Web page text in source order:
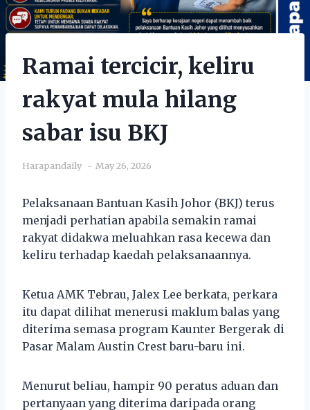
Ramai tercicir, keliru
rakyat mula hilang
sabar isu BKJ
Harapandaily May 26, 2026
Pelaksanaan Bantuan Kasih Johor (BKJ) terus
menjadi perhatian apabila semakin ramai
rakyat didakwa meluahkan rasa kecewa dan
keliru terhadap kaedah pelaksanaannya.
Ketua AMK Tebrau, Jalex Lee berkata, perkara
itu dapat dilihat menerusi maklum balas yang
diterima semasa program Kaunter Bergerak di
Pasar Malam Austin Crest baru-baru ini.
Menurut beliau, hampir 90 peratus aduan dan
pertanyaan yang diterima daripada orang